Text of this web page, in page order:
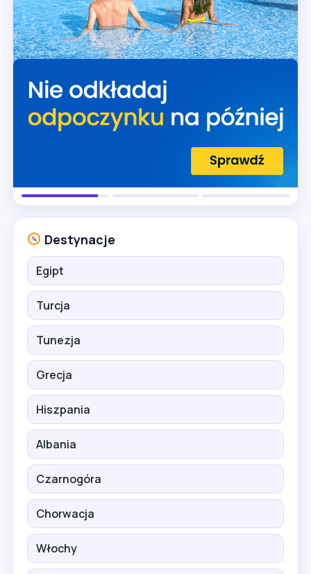
Destynacje
Egipt
Turcja
Tunezja
Grecja
Hiszpania
Albania
Czarnogóra
Chorwacja
Włochy